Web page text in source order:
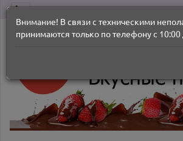
Внимание! В связи с техническими
принимаются только по телефону с 10:00